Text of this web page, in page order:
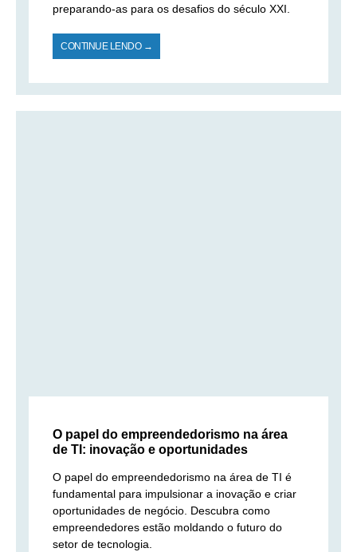
preparando-as para os desafios do século XXI.
CONTINUE LENDO →
O papel do empreendedorismo na área
de TI: inovação e oportunidades
O papel do empreendedorismo na área de TI é
fundamental para impulsionar a inovação e criar
oportunidades de negócio. Descubra como
empreendedores estão moldando o futuro do
setor de tecnologia.